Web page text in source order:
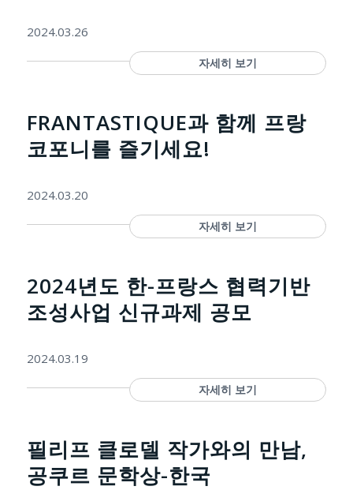
2024.03.26
자세히 보기
FRANTASTIQUE과 함께 프랑
코포니를 즐기세요!
2024.03.20
자세히 보기
2024년도 한-프랑스 협력기반
조성사업 신규과제 공모
2024.03.19
자세히 보기
필리프 클로델 작가와의 만남,
공쿠르 문학상-한국